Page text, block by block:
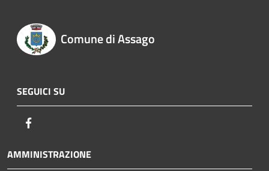
Comune di Assago
SEGUICI SU
AMMINISTRAZIONE